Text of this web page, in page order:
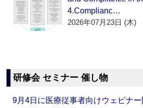
4.Complianc…
2026年07月23日 (木)
研修会 セミナー 催し物
9月4日に医療従事者向けウェビナ